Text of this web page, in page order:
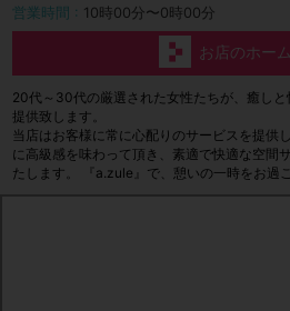
営業時間 : 10時00分〜0時00分
お店のホー
20代～30代の厳選された女性たちが、癒し
提供致します。
当店はお客様に常に心配りのサービスを提供
に高級感を味わって頂き、素適で快適な空間
たします。 『a.zule』で、憩いの一時をお過